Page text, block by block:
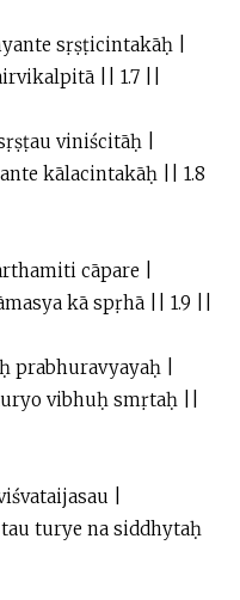
sṛṣṭicintakāḥ |
|| 1.7 ||
viniścitāḥ |
kālacintakāḥ || 1.8
cāpare |
kā spṛhā || 1.9 ||
prabhuravyayaḥ |
vibhuḥ smṛtaḥ ||
|
turye na siddhytaḥ